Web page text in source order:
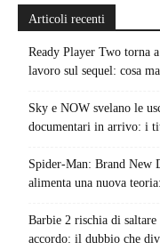
Articoli recenti
Ready Player Two torna
lavoro sul sequel: cosa
Sky e NOW svelano le
documentari in arrivo: i
Spider-Man: Brand New
alimenta una nuova
Barbie 2 rischia di
accordo: il dubbio che